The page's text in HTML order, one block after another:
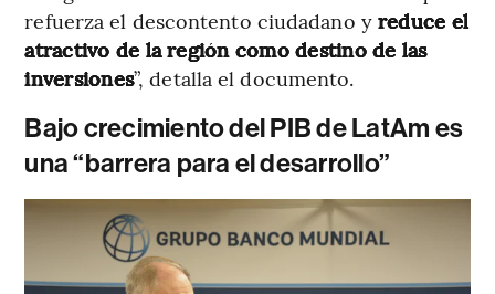
refuerza el descontento ciudadano y reduce el
atractivo de la región como destino de las
inversiones”, detalla el documento.
Bajo crecimiento del PIB de LatAm es
una “barrera para el desarrollo”